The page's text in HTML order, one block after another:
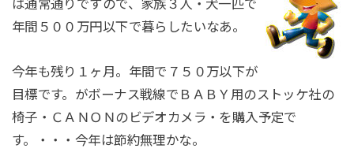
は通常通りですので、家族３人・犬一匹で
年間５００万円以下で暮らしたいなあ。
今年も残り１ヶ月。年間で７５０万以下が
目標です。がボーナス戦線でＢＡＢＹ用のストッケ社の
椅子・ＣＡＮＯＮのビデオカメラ・を購入予定で
す。・・・今年は節約無理かな。